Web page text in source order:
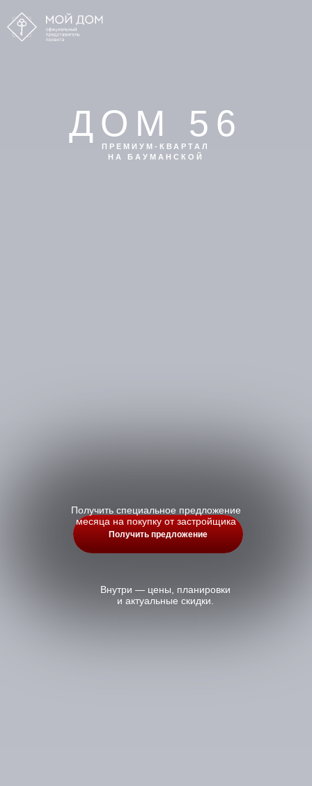
Получить предложение
Внутри — цены, планировки
и актуальные скидки.
ПРЕМИУМ-КВАРТАЛ
НА БАУМАНСКОЙ
ДОМ 56
Получить специальное предложение
месяца на покупку от застройщика